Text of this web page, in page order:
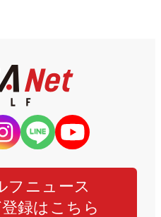
フニュース
録はこちら